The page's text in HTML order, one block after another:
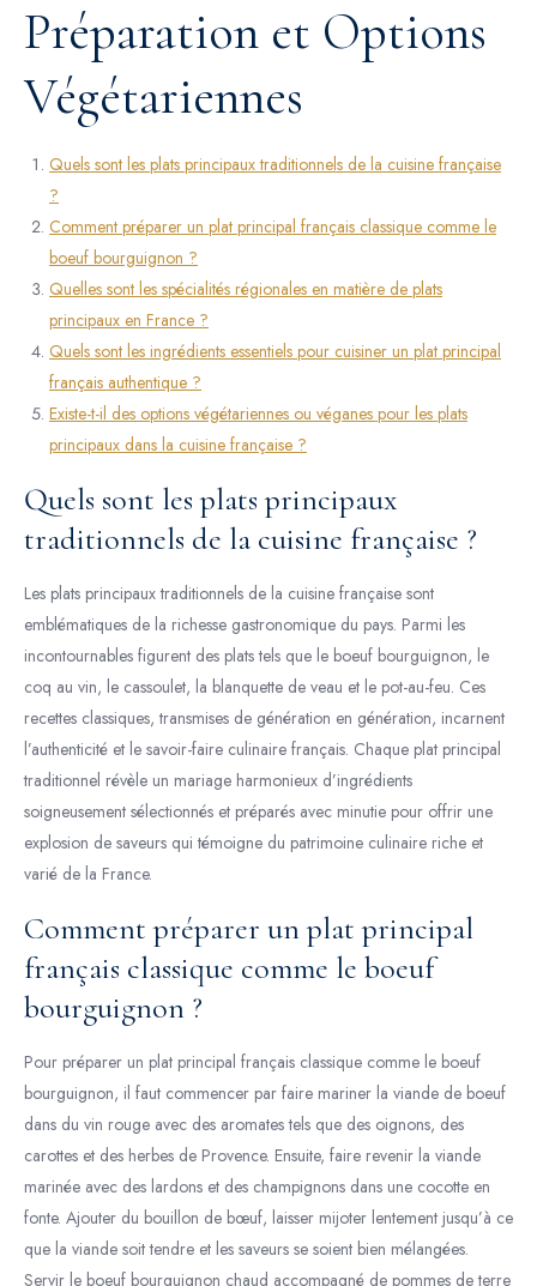
Préparation et Options
Végétariennes
Quels sont les plats principaux traditionnels de la cuisine française
?
Comment préparer un plat principal français classique comme le
boeuf bourguignon ?
Quelles sont les spécialités régionales en matière de plats
principaux en France ?
Quels sont les ingrédients essentiels pour cuisiner un plat principal
français authentique ?
Existe-t-il des options végétariennes ou véganes pour les plats
principaux dans la cuisine française ?
Quels sont les plats principaux
traditionnels de la cuisine française ?
Les plats principaux traditionnels de la cuisine française sont
emblématiques de la richesse gastronomique du pays. Parmi les
incontournables figurent des plats tels que le boeuf bourguignon, le
coq au vin, le cassoulet, la blanquette de veau et le pot-au-feu. Ces
recettes classiques, transmises de génération en génération, incarnent
l’authenticité et le savoir-faire culinaire français. Chaque plat principal
traditionnel révèle un mariage harmonieux d’ingrédients
soigneusement sélectionnés et préparés avec minutie pour offrir une
explosion de saveurs qui témoigne du patrimoine culinaire riche et
varié de la France.
Comment préparer un plat principal
français classique comme le boeuf
bourguignon ?
Pour préparer un plat principal français classique comme le boeuf
bourguignon, il faut commencer par faire mariner la viande de boeuf
dans du vin rouge avec des aromates tels que des oignons, des
carottes et des herbes de Provence. Ensuite, faire revenir la viande
marinée avec des lardons et des champignons dans une cocotte en
fonte. Ajouter du bouillon de bœuf, laisser mijoter lentement jusqu’à ce
que la viande soit tendre et les saveurs se soient bien mélangées.
Servir le boeuf bourguignon chaud accompagné de pommes de terre